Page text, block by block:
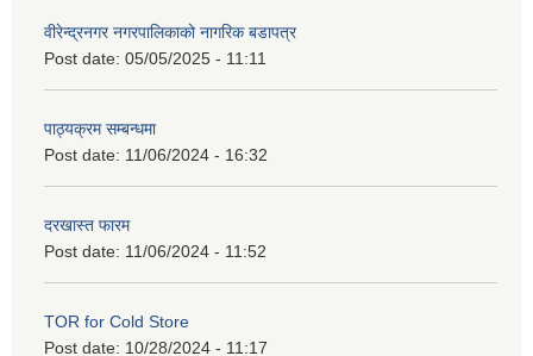
वीरेन्द्रनगर नगरपालिकाको नागरिक बडापत्र
Post date: 05/05/2025 - 11:11
पाठ्यक्रम सम्बन्धमा
Post date: 11/06/2024 - 16:32
दरखास्त फारम
Post date: 11/06/2024 - 11:52
TOR for Cold Store
Post date: 10/28/2024 - 11:17